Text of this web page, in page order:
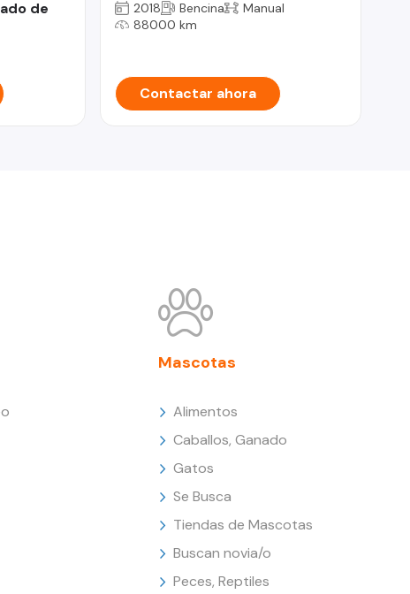
de
2018 Bencina
Manual
88000 km
Contactar ahora
Mascotas
Alimentos
Caballos, Ganado
Gatos
Se Busca
Tiendas de Mascotas
Buscan novia/o
Peces, Reptiles